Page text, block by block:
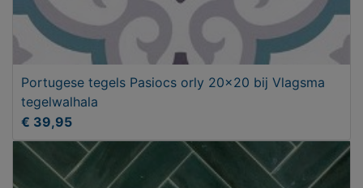
Portugese tegels Pasiocs orly 20x20 bij Vlagsma
tegelwalhala
€ 39,95